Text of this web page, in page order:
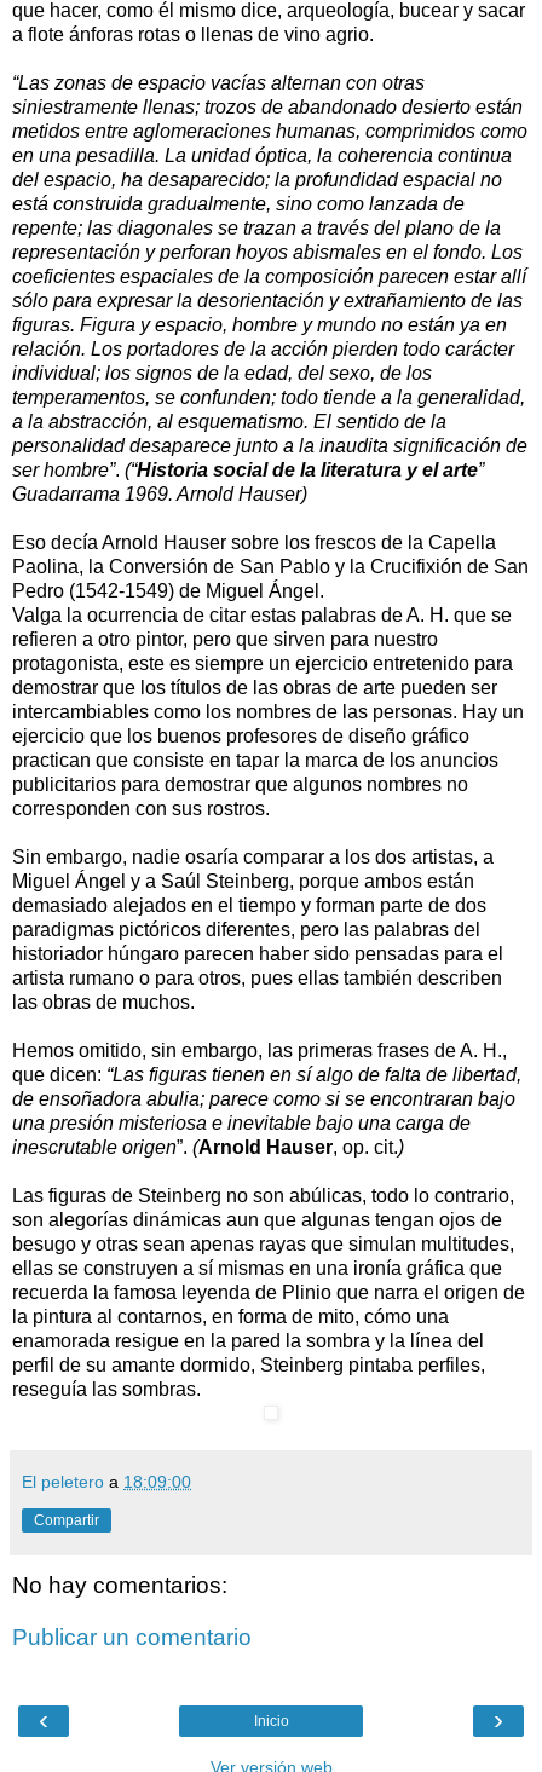
que hacer, como él mismo dice, arqueología, bucear y sacar
a flote ánforas rotas o llenas de vino agrio.
“Las zonas de espacio vacías alternan con otras
siniestramente llenas; trozos de abandonado desierto están
metidos entre aglomeraciones humanas, comprimidos como
en una pesadilla. La unidad óptica, la coherencia continua
del espacio, ha desaparecido; la profundidad espacial no
está construida gradualmente, sino como lanzada de
repente; las diagonales se trazan a través del plano de la
representación y perforan hoyos abismales en el fondo. Los
coeficientes espaciales de la composición parecen estar allí
sólo para expresar la desorientación y extrañamiento de las
figuras. Figura y espacio, hombre y mundo no están ya en
relación. Los portadores de la acción pierden todo carácter
individual; los signos de la edad, del sexo, de los
temperamentos, se confunden; todo tiende a la generalidad,
a la abstracción, al esquematismo. El sentido de la
personalidad desaparece junto a la inaudita significación de
ser hombre”. (“Historia social de la literatura y el arte”
Guadarrama 1969. Arnold Hauser)
Eso decía Arnold Hauser sobre los frescos de la Capella
Paolina, la Conversión de San Pablo y la Crucifixión de San
Pedro (1542-1549) de Miguel Ángel.
Valga la ocurrencia de citar estas palabras de A. H. que se
refieren a otro pintor, pero que sirven para nuestro
protagonista, este es siempre un ejercicio entretenido para
demostrar que los títulos de las obras de arte pueden ser
intercambiables como los nombres de las personas. Hay un
ejercicio que los buenos profesores de diseño gráfico
practican que consiste en tapar la marca de los anuncios
publicitarios para demostrar que algunos nombres no
corresponden con sus rostros.
Sin embargo, nadie osaría comparar a los dos artistas, a
Miguel Ángel y a Saúl Steinberg, porque ambos están
demasiado alejados en el tiempo y forman parte de dos
paradigmas pictóricos diferentes, pero las palabras del
historiador húngaro parecen haber sido pensadas para el
artista rumano o para otros, pues ellas también describen
las obras de muchos.
Hemos omitido, sin embargo, las primeras frases de A. H.,
que dicen: “Las figuras tienen en sí algo de falta de libertad,
de ensoñadora abulia; parece como si se encontraran bajo
una presión misteriosa e inevitable bajo una carga de
inescrutable origen”. (Arnold Hauser, op. cit.)
Las figuras de Steinberg no son abúlicas, todo lo contrario,
son alegorías dinámicas aun que algunas tengan ojos de
besugo y otras sean apenas rayas que simulan multitudes,
ellas se construyen a sí mismas en una ironía gráfica que
recuerda la famosa leyenda de Plinio que narra el origen de
la pintura al contarnos, en forma de mito, cómo una
enamorada resigue en la pared la sombra y la línea del
perfil de su amante dormido, Steinberg pintaba perfiles,
reseguía las sombras.
El peletero a 18:09:00
Compartir
No hay comentarios:
Publicar un comentario
‹ ›
Inicio
Ver versión web